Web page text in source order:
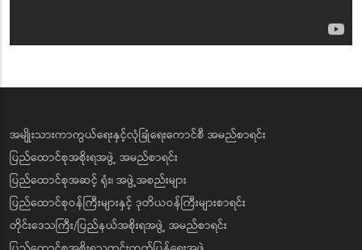
အမျိုးသားကာကွယ်ရေးနှင့်လုံခြုံရေးကောင်စီ အမည်စာရင်း
ပြည်ထောင်စုအစိုးရအဖွဲ့ အမည်စာရင်း
ပြည်ထောင်စုအဆင့် ရုံး၊ အဖွဲ့အစည်းများ
ပြည်ထောင်စုဝန်ကြီးများနှင့် ဒုတိယဝန်ကြီးများစာရင်း
တိုင်းဒေသကြီး/ပြည်နယ်အစိုးရအဖွဲ့ အမည်စာရင်း